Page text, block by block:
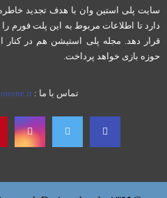
سایت پلی استین وان با هدف تجدید
دارد تا اطلاعات مربوط به این پلت فورم
قرار دهد. مجله پلی استیشن هم در کنار
حوزه بازی خواهد پرداخت.
تماس با ما :